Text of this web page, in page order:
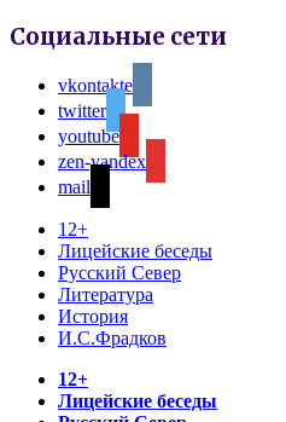
Социальные сети
vkontakte
twitter
youtube
zen-yandex
mail
12+
Лицейские беседы
Русский Север
Литература
История
И.С.Фрадков
12+
Лицейские беседы